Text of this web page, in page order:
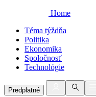
Home
Téma týždňa
Politika
Ekonomika
Spoločnosť
Technológie
Predplatné